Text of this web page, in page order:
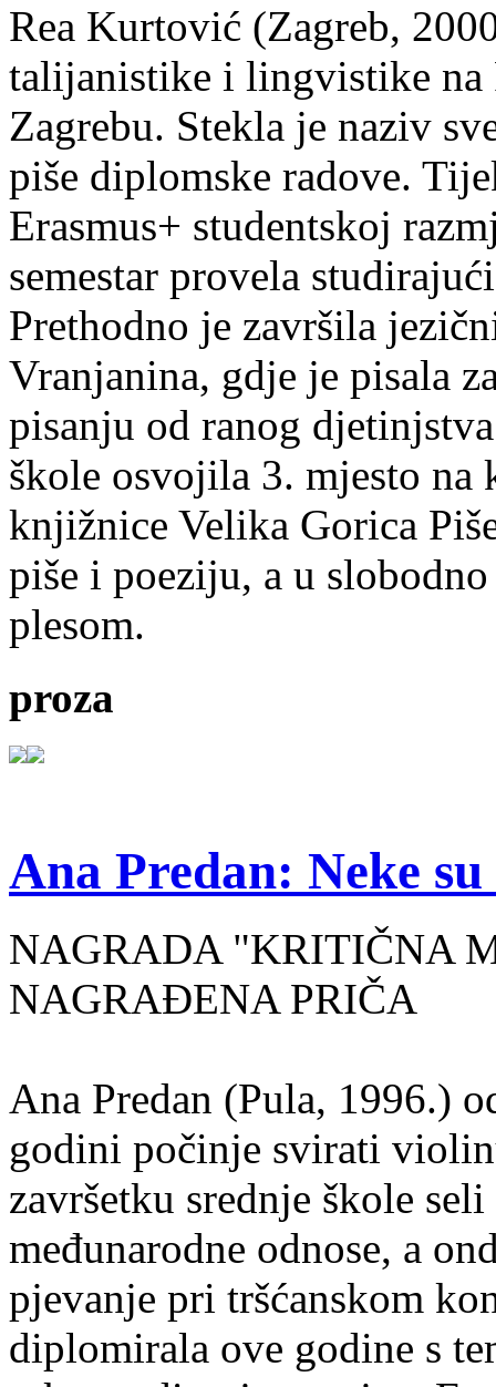
Rea Kurtović (Zagreb,
talijanistike i lingvistike
Zagrebu. Stekla je naziv
piše diplomske radove.
Erasmus+ studentskoj
semestar provela
Prethodno je završila
Vranjanina, gdje je pisala
pisanju od ranog
škole osvojila 3. mjesto na
knjižnice Velika Gorica
piše i poeziju, a u
plesom.
proza
Ana Predan: Neke
NAGRADA "KRITIČNA
NAGRAĐENA PRIČA
Ana Predan (Pula, 1996.)
godini počinje svirati
završetku srednje škole
međunarodne odnose, a
pjevanje pri tršćanskom
diplomirala ove godine s